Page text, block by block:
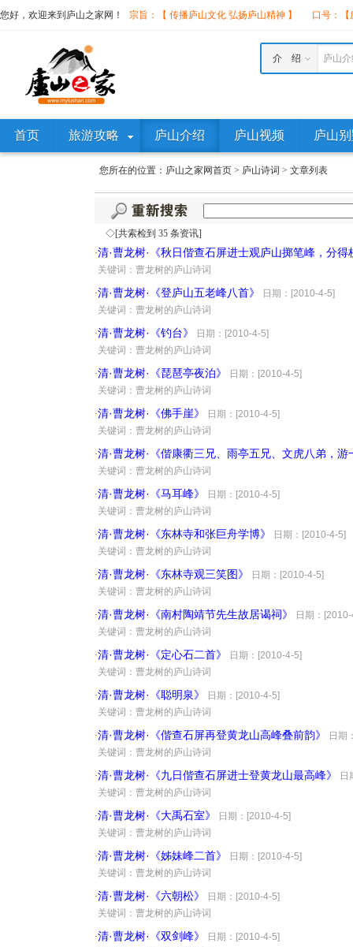
您好，欢迎来到庐山之家网！ 宗旨：【 传播庐山文化 弘扬庐山精神 】 口号：
庐山
介 绍
首页 旅游攻略 庐山介绍 庐山视频 庐山
您所在的位置： 庐山之家网首页 > 庐山诗词 > 文章列表
◇[共索检到 35 条资讯]
·清·曹龙树·《秋日偕查石屏进士观庐山掷笔峰，分得
关键词：曹龙树的庐山诗词
·清·曹龙树·《登庐山五老峰八首》
日期：[2010-4-5]
关键词：曹龙树的庐山诗词
·清·曹龙树·《钓台》
日期：[2010-4-5]
关键词：曹龙树的庐山诗词
·清·曹龙树·《琵琶亭夜泊》
日期：[2010-4-5]
关键词：曹龙树的庐山诗词
·清·曹龙树·《佛手崖》
日期：[2010-4-5]
关键词：曹龙树的庐山诗词
·清·曹龙树·《偕康衢三兄、雨亭五兄、文虎八弟，
关键词：曹龙树的庐山诗词
·清·曹龙树·《马耳峰》
日期：[2010-4-5]
关键词：曹龙树的庐山诗词
·清·曹龙树·《东林寺和张巨舟学博》
日期：[2010-4-5]
关键词：曹龙树的庐山诗词
·清·曹龙树·《东林寺观三笑图》
日期：[2010-4-5]
关键词：曹龙树的庐山诗词
·清·曹龙树·《南村陶靖节先生故居谒祠》
日期：
关键词：曹龙树的庐山诗词
·清·曹龙树·《定心石二首》
日期：[2010-4-5]
关键词：曹龙树的庐山诗词
·清·曹龙树·《聪明泉》
日期：[2010-4-5]
关键词：曹龙树的庐山诗词
·清·曹龙树·《偕查石屏再登黄龙山高峰叠前韵》
日期
关键词：曹龙树的庐山诗词
·清·曹龙树·《九日偕查石屏进士登黄龙山最高峰》
日
关键词：曹龙树的庐山诗词
·清·曹龙树·《大禹石室》
日期：[2010-4-5]
关键词：曹龙树的庐山诗词
·清·曹龙树·《姊妹峰二首》
日期：[2010-4-5]
关键词：曹龙树的庐山诗词
·清·曹龙树·《六朝松》
日期：[2010-4-5]
关键词：曹龙树的庐山诗词
·清·曹龙树·《双剑峰》
日期：[2010-4-5]